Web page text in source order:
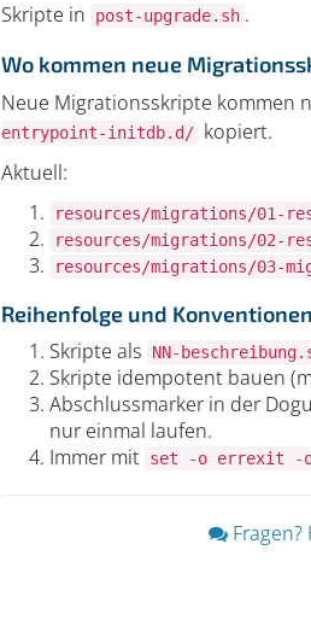
Skripte in
post-upgrade.sh .
Wo kommen neue
Neue Migrationsskripte kommen
entrypoint-initdb.d/ kopiert.
Aktuell:
resources/migrations/01-
resources/migrations/
resources/migrations/03-
Reihenfolge und Konventionen
Skripte als
NN-
Skripte idempotent bauen
Abschlussmarker in der
nur einmal laufen.
Immer mit
set -o errexit -